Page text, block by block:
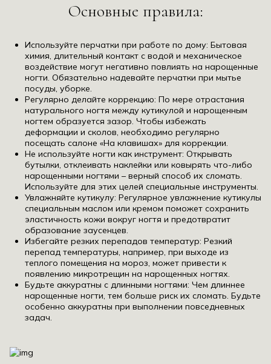
Основные правила:
Используйте перчатки при работе по дому: Бытовая
химия, длительный контакт с водой и механическое
воздействие могут негативно повлиять на нарощенные
ногти. Обязательно надевайте перчатки при мытье
посуды, уборке.
Регулярно делайте коррекцию: По мере отрастания
натурального ногтя между кутикулой и нарощенным
ногтем образуется зазор. Чтобы избежать
деформации и сколов, необходимо регулярно
посещать салоне «На клавишах» для коррекции.
Не используйте ногти как инструмент: Открывать
бутылки, отклеивать наклейки или ковырять что-либо
нарощенными ногтями – верный способ их сломать.
Используйте для этих целей специальные инструменты.
Увлажняйте кутикулу: Регулярное увлажнение кутикулы
специальным маслом или кремом поможет сохранить
эластичность кожи вокруг ногтя и предотвратит
образование заусенцев.
Избегайте резких перепадов температур: Резкий
перепад температуры, например, при выходе из
теплого помещения на мороз, может привести к
появлению микротрещин на нарощенных ногтях.
Будьте аккуратны с длинными ногтями: Чем длиннее
нарощенные ногти, тем больше риск их сломать. Будьте
особенно аккуратны при выполнении повседневных
задач.